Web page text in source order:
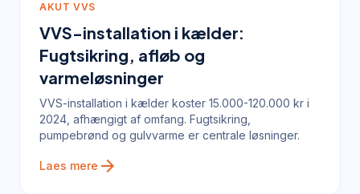
AKUT VVS
VVS-installation i kælder:
Fugtsikring, afløb og
varmeløsninger
VVS-installation i kælder koster 15.000-120.000 kr i
2024, afhængigt af omfang. Fugtsikring,
pumpebrønd og gulvvarme er centrale løsninger.
Laes mere arrow_forward